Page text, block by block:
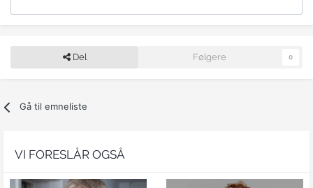
Del Følgere 0
Gå til emneliste
VI FORESLÅR OGSÅ